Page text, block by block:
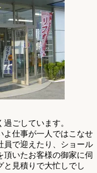
ごしています。
よ仕事が一人ではこなせ
員で迎えたり、ショール
頂いたお客様の御家に伺
と見積りで大忙しでし